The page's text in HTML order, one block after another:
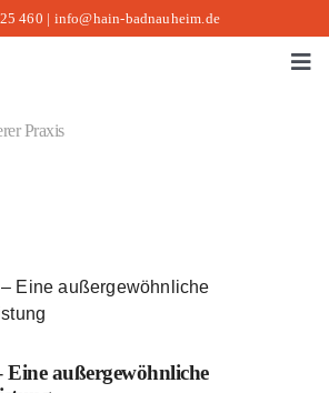
460 | info@hain-badnauheim.de
Praxis
Eine außergewöhnliche